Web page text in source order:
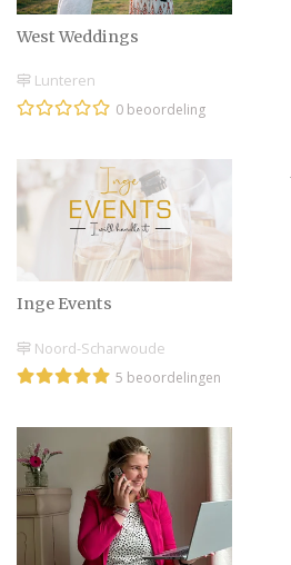
West Weddings
Lunteren
0 beoordeling
Inge Events
Noord-Scharwoude
5 beoordelingen